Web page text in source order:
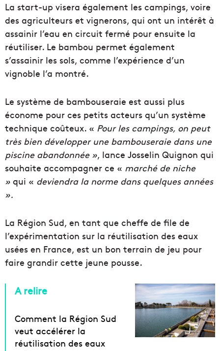
La start-up visera également les campings, voire
des agriculteurs et vignerons, qui ont un intérêt à
assainir l’eau en circuit fermé pour ensuite la
réutiliser. Le bambou permet également
s’assainir les sols, comme l’expérience d’un
vignoble l’a montré.
Le système de bambouseraie est aussi plus
économe pour ces petits acteurs qu’un système
technique coûteux. « Pour les campings, on peut
très bien développer une bambouseraie dans une
piscine abandonnée », lance Josselin Quignon qui
souhaite accompagner ce « marché de niche
» qui « deviendra la norme dans quelques années
».
La Région Sud, en tant que cheffe de file de
l’expérimentation sur la réutilisation des eaux
usées en France, est un bon terrain de jeu pour
faire grandir cette jeune pousse.
A relire
Comment la Région Sud
veut accélérer la
réutilisation des eaux